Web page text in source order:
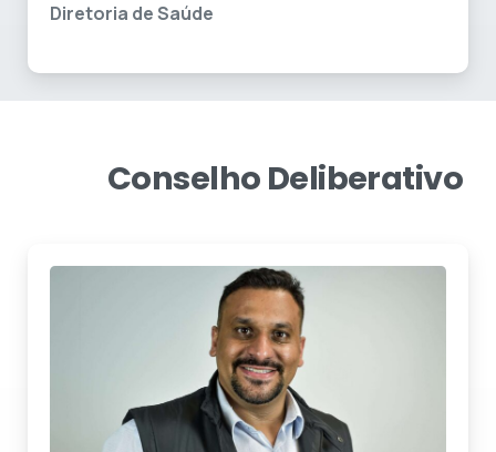
Diretoria de Saúde
Conselho Deliberativo